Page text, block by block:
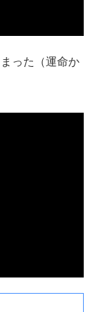
った（運命か